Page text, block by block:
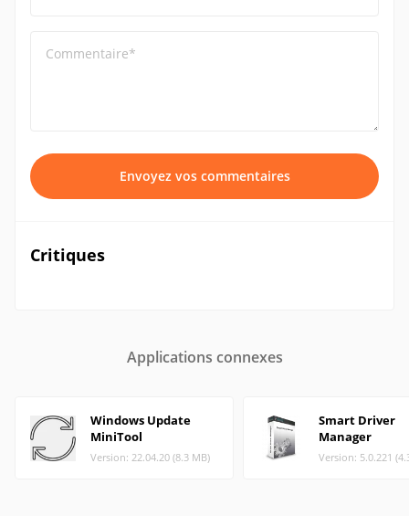
Commentaire*
Envoyez vos commentaires
Critiques
Applications connexes
Windows Update
MiniTool
Version: 22.04.20 (8.3 MB)
Smart Driver
Manager
Version: 5.0.221